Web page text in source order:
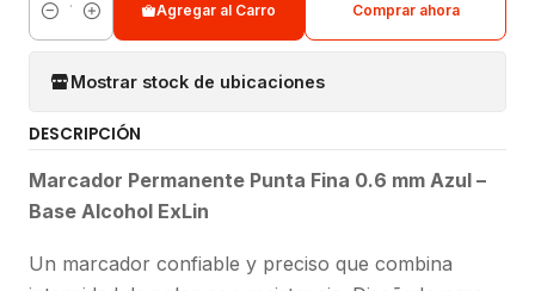
Cantidad
Agregar al Carro Comprar ahora
Mostrar stock de ubicaciones
DESCRIPCIÓN
Marcador Permanente Punta Fina 0.6 mm Azul –
Base Alcohol ExLin
Un marcador confiable y preciso que combina